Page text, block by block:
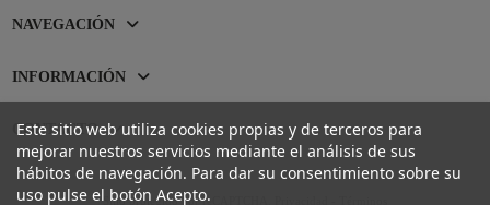
NAVEGACIÓN
INFORMACIÓN
CONTACTO
Este sitio web utiliza cookies propias y de terceros para
mejorar nuestros servicios mediante el análisis de sus
hábitos de navegación. Para dar su consentimiento sobre su
uso pulse el botón Acepto.
Sitio protegido por reCAPTCHA.